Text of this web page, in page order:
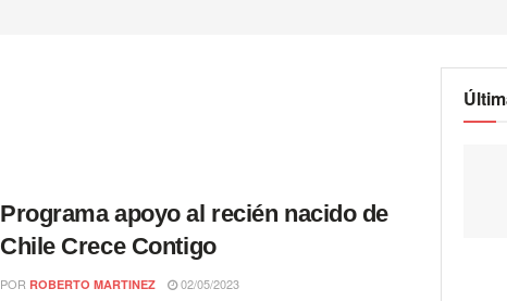
Programa apoyo al recién nacido de
Chile Crece Contigo
POR ROBERTO MARTINEZ 02/05/2023